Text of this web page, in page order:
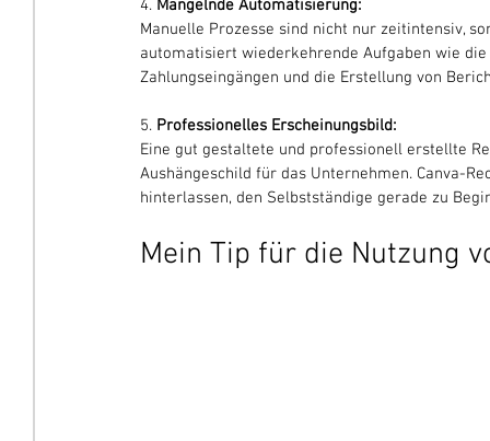
4. Mangelnde Automatisierung:
Manuelle Prozesse sind nicht nur zeitintensiv,
automatisiert wiederkehrende Aufgaben wie
Zahlungseingängen und die Erstellung von
5. Professionelles Erscheinungsbild:
Eine gut gestaltete und professionell erstellte
Aushängeschild für das Unternehmen. Canva-
hinterlassen, den Selbstständige gerade zu
Mein Tip für die Nutzung